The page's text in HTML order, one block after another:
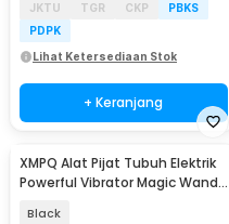
JKTU
TGR CKP
PBKS
PDPK
Lihat Ketersediaan Stok
+ Keranjang
XMPQ Alat Pijat Tubuh Elektrik
Powerful Vibrator Magic Wand
Black